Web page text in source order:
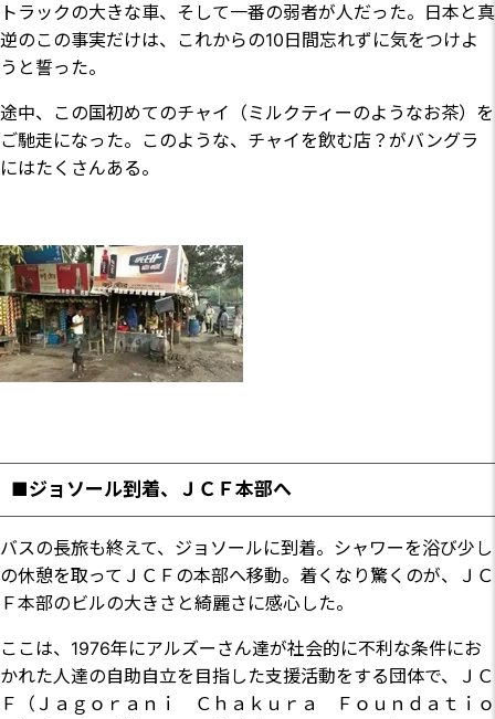
トラックの大きな車、そして一番の弱者が人だった。日本と真
逆のこの事実だけは、これからの10日間忘れずに気をつけよ
うと誓った。
途中、この国初めてのチャイ（ミルクティーのようなお茶）を
ご馳走になった。このような、チャイを飲む店？がバングラ
にはたくさんある。
■ジョソール到着、ＪＣＦ本部へ
バスの長旅も終えて、ジョソールに到着。シャワーを浴び少し
の休憩を取ってＪＣＦの本部へ移動。着くなり驚くのが、ＪＣ
Ｆ本部のビルの大きさと綺麗さに感心した。
ここは、1976年にアルズーさん達が社会的に不利な条件にお
かれた人達の自助自立を目指した支援活動をする団体で、ＪＣ
Ｆ（Ｊａｇｏｒａｎｉ Ｃｈａｋｕｒａ Ｆｏｕｎｄａｔｉｏ